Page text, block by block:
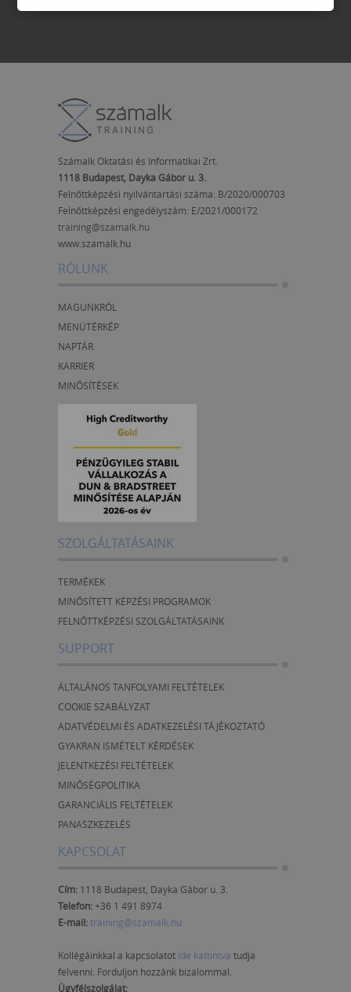
Számalk Oktatási és Informatikai Zrt.
1118 Budapest, Dayka Gábor u. 3.
Felnőttképzési nyilvántartási száma: B/2020/000703
Felnőttképzési engedélyszám: E/2021/000172
training@szamalk.hu
www.szamalk.hu
RÓLUNK
MAGUNKRÓL
MENÜTÉRKÉP
NAPTÁR
KARRIER
MINŐSÍTÉSEK
SZOLGÁLTATÁSAINK
TERMÉKEK
MINŐSÍTETT KÉPZÉSI PROGRAMOK
FELNŐTTKÉPZÉSI SZOLGÁLTATÁSAINK
SUPPORT
ÁLTALÁNOS TANFOLYAMI FELTÉTELEK
COOKIE SZABÁLYZAT
ADATVÉDELMI ÉS ADATKEZELÉSI TÁJÉKOZTATÓ
GYAKRAN ISMÉTELT KÉRDÉSEK
JELENTKEZÉSI FELTÉTELEK
MINŐSÉGPOLITIKA
GARANCIÁLIS FELTÉTELEK
PANASZKEZELÉS
KAPCSOLAT
Cím: 1118 Budapest, Dayka Gábor u. 3.
Telefon:+36 1 491 8974
E-mail:training@szamalk.hu
Kollégáinkkal a kapcsolatot ide kattintva tudja
felvenni. Forduljon hozzánk bizalommal.
Ügyfélszolgálat: